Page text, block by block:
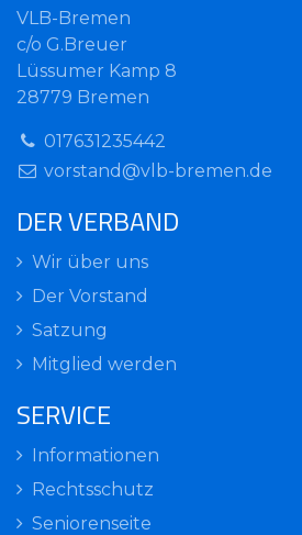
VLB-Bremen
c/o G.Breuer
Lüssumer Kamp 8
28779 Bremen
017631235442
vorstand@vlb-bremen.de
DER VERBAND
Wir über uns
Der Vorstand
Satzung
Mitglied werden
SERVICE
Informationen
Rechtsschutz
Seniorenseite